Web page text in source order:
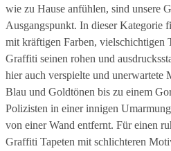
wie zu Hause anfühlen, sind unsere
Ausgangspunkt. In dieser Kategorie
mit kräftigen Farben, vielschichtigen
Graffiti seinen rohen und
hier auch verspielte und unerwartete
Blau und Goldtönen bis zu einem
Polizisten in einer innigen
von einer Wand entfernt. Für einen
Graffiti Tapeten mit schlichteren